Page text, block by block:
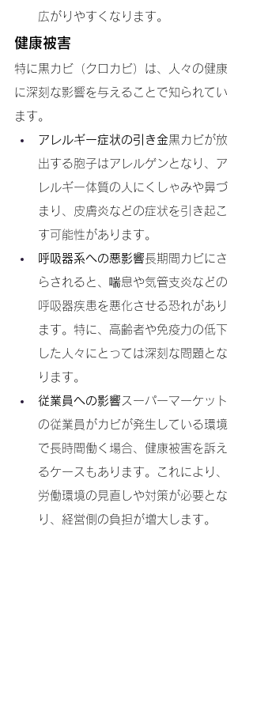
広がりやすくなります。
健康被害
特に黒カビ（クロカビ）は、人々の健康
に深刻な影響を与えることで知られてい
ます。
アレルギー症状の引き金黒カビが放
出する胞子はアレルゲンとなり、ア
レルギー体質の人にくしゃみや鼻づ
まり、皮膚炎などの症状を引き起こ
す可能性があります。
呼吸器系への悪影響長期間カビにさ
らされると、喘息や気管支炎などの
呼吸器疾患を悪化させる恐れがあり
ます。特に、高齢者や免疫力の低下
した人々にとっては深刻な問題とな
ります。
従業員への影響 スーパーマーケット
の従業員がカビが発生している環境
で長時間働く場合、健康被害を訴え
るケースもあります。これにより、
労働環境の見直しや対策が必要とな
り、経営側の負担が増大します。